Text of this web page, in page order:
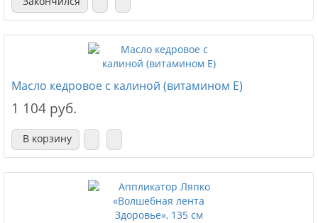
Масло кедровое с калиной (витамином Е)
1 104 руб.
В корзину